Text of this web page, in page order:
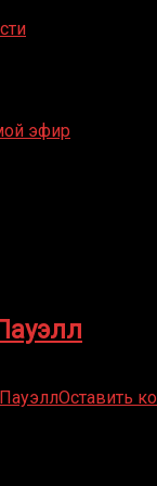
эфир
Оставить